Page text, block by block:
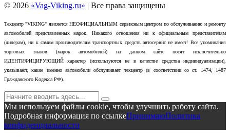
© 2026 «Vag-Viking.ru» | Все права защищены
Техцентр "VIKING" является НЕОФИЦИАЛЬНЫМ сервисным центром по обслуживанию и ремонту
автомобилей представленных марок. Никакого отношения ни к официальным представителям
(дилерам), ни к самим производителям транспортных средств автосервис не имеет! Все упоминания
торговых знаков (марок автомобилей) на данном сайте носят исключительно
ИДЕНТИФИЦИРУЮЩИЙ характер (используются не в качестве средства индивидуализации),
указывают, какие именно автомобили обслуживает техцентр (в соответствии со ст. 1474, 1487
Гражданского Кодекса РФ).
Мы используем файлы cookie, чтобы улучшить работу сайта.
Подробная информация по ссылкеПринимаюПолитика
конфиденциальности